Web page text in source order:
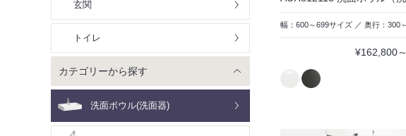
玄関
トイレ
カテゴリーから探す
洗面ボウル(洗面器)
幅：600～699サイズ ／ 奥行：300
¥162,800